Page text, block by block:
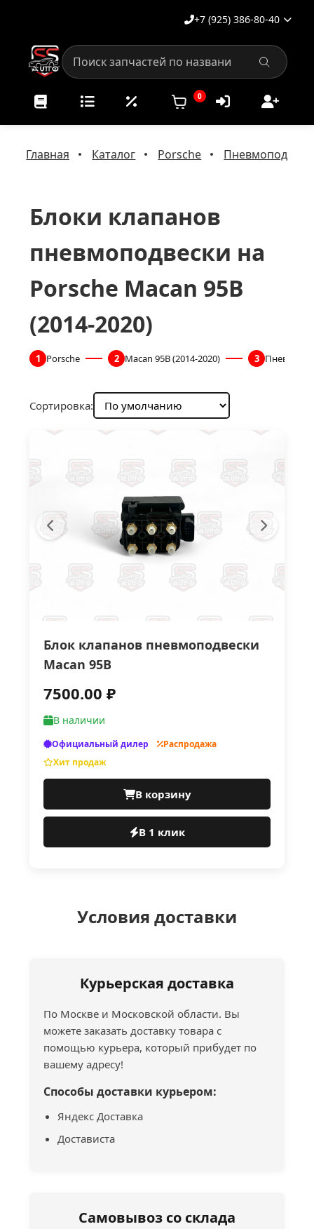
+7 (925) 386-80-40
0
Главная Каталог Porsche
Блоки клапанов
пневмоподвески на
Porsche Macan 95B
(2014-2020)
1 Porsche 2 Macan 95B (2014-2020) 3
Сортировка:
Блок клапанов пневмоподвески
Macan 95B
7500.00 ₽
В наличии
Официальный дилер
Распродажа
Хит продаж
В корзину
В 1 клик
Условия доставки
Курьерская доставка
По Москве и Московской области. Вы
можете заказать доставку товара с
помощью курьера, который прибудет по
вашему адресу!
Способы доставки курьером:
Яндекс Доставка
Достависта
Самовывоз со склада